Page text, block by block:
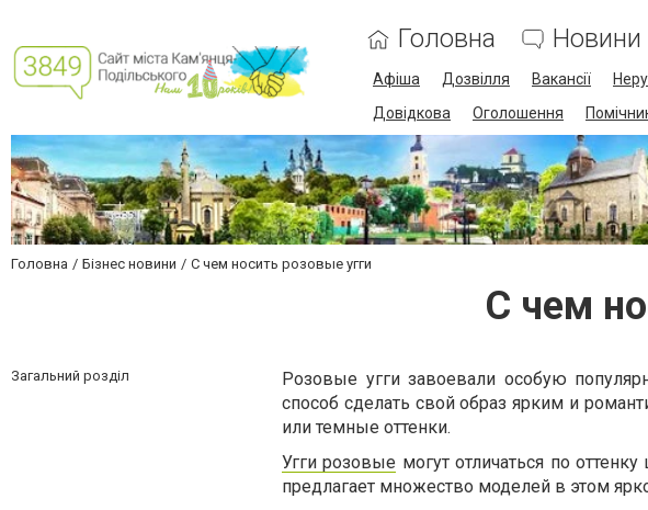
Головна Новини
Афіша Дозвілля Вакансії
Довідкова
Оголошення
Головна Бізнес новини С чем носить розовые угги
С чем
Загальний розділ
Розовые угги завоевали особую
способ сделать свой образ ярким и
или темные оттенки.
Угги розовые могут отличаться по
предлагает множество моделей в этом